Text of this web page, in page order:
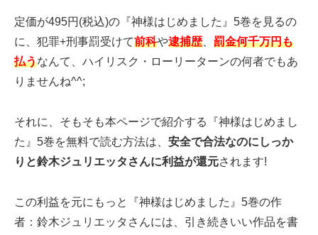
定価が495円(税込)の『神様はじめました』5巻を見るの
に、犯罪+刑事罰受けて前科や逮捕歴、 罰金何千万円も
払うなんて、ハイリスク・ローリーターンの何者でもあ
りませんね^^;
それに、そもそも本ページで紹介する『神様はじめまし
た』5巻を無料で読む方法は、 安全で合法なのにしっか
りと鈴木ジュリエッタさんに利益が還元されます!
この利益を元にもっと『神様はじめました』5巻の作
者：鈴木ジュリエッタさんには、引き続きいい作品を書